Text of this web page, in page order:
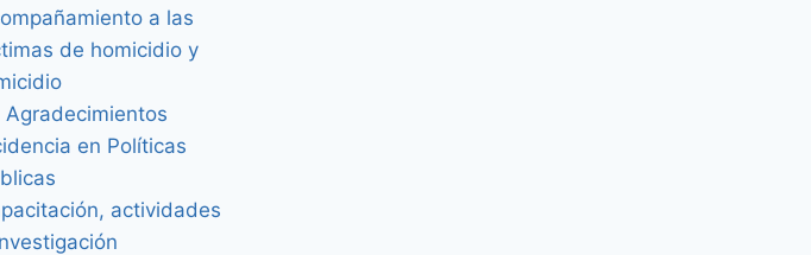
a las
de homicidio y
Agradecimientos
en Políticas
actividades